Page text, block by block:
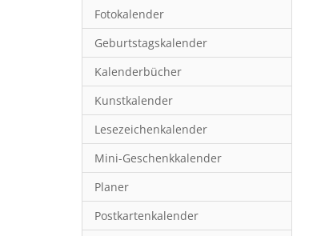
Fotokalender
Geburtstagskalender
Kalenderbücher
Kunstkalender
Lesezeichenkalender
Mini-Geschenkkalender
Planer
Postkartenkalender